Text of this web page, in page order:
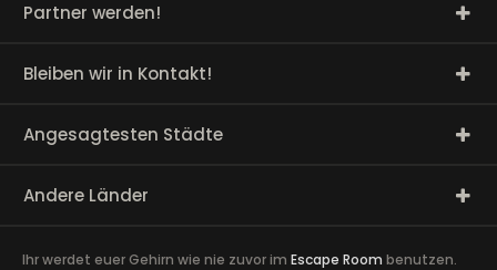
Partner werden!
Bleiben wir in Kontakt!
Angesagtesten Städte
Andere Länder
Ihr werdet euer Gehirn wie nie zuvor im Escape Room benutzen.